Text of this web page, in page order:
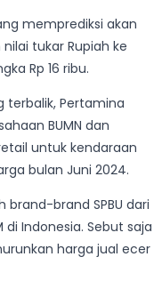
memprediksi akan
tukar Rupiah ke
Rp 16 ribu.
terbalik, Pertamina
BUMN dan
untuk kendaraan
bulan Juni 2024.
brand SPBU dari
Indonesia. Sebut saja
harga jual ecer